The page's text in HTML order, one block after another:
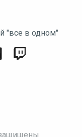
"все в одном"